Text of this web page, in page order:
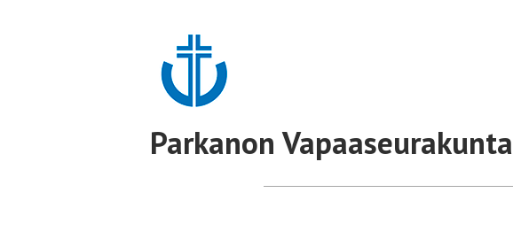
Parkanon Vapaaseurakunta